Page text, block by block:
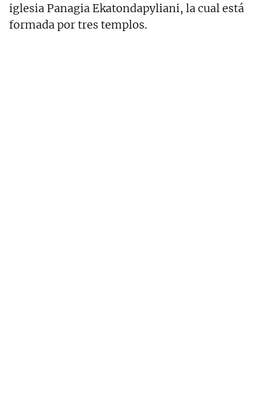
iglesia Panagia Ekatondapyliani, la cual está
formada por tres templos.